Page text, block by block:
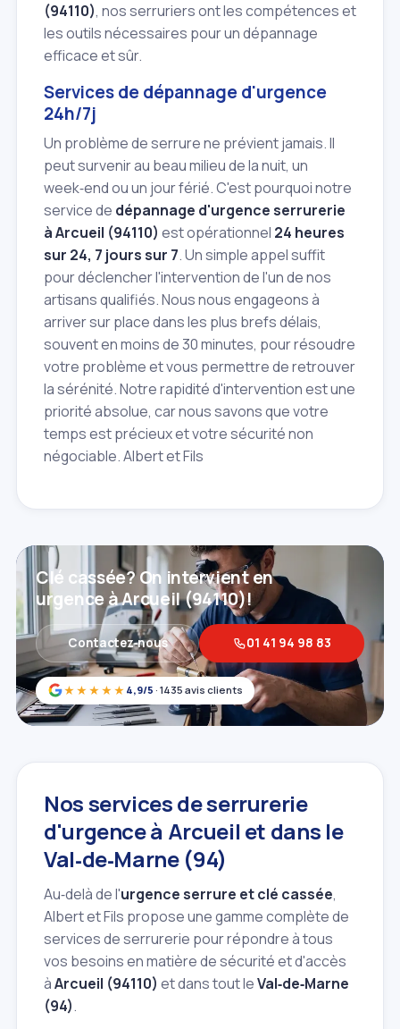
(94110), nos serruriers ont les compétences et
les outils nécessaires pour un dépannage
efficace et sûr.
Services de dépannage d'urgence
24h/7j
Un problème de serrure ne prévient jamais. Il
peut survenir au beau milieu de la nuit, un
week‑end ou un jour férié. C'est pourquoi notre
service de dépannage d'urgence serrurerie
à Arcueil (94110) est opérationnel 24 heures
sur 24, 7 jours sur 7. Un simple appel suffit
pour déclencher l'intervention de l'un de nos
artisans qualifiés. Nous nous engageons à
arriver sur place dans les plus brefs délais,
souvent en moins de 30 minutes, pour résoudre
votre problème et vous permettre de retrouver
la sérénité. Notre rapidité d'intervention est une
priorité absolue, car nous savons que votre
temps est précieux et votre sécurité non
négociable. Albert et Fils
★★★★★ 4,9/5 · 1435 avis clients
Clé cassée? On intervient en
urgence à Arcueil (94110)!
Contactez‑nous 01 41 94 98 83
Nos services de serrurerie
d'urgence à Arcueil et dans le
Val‑de‑Marne (94)
Au‑delà de l'urgence serrure et clé cassée,
Albert et Fils propose une gamme complète de
services de serrurerie pour répondre à tous
vos besoins en matière de sécurité et d'accès
àArcueil (94110) et dans tout leVal‑de‑Marne
(94).